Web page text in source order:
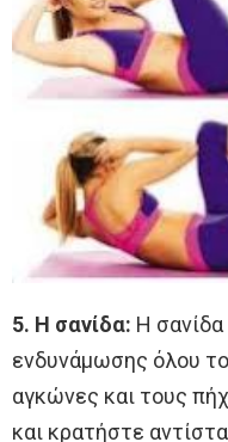
5. Η σανίδα: Η σανίδα
ενδυνάμωσης όλου
αγκώνες και τους
και κρατήστε